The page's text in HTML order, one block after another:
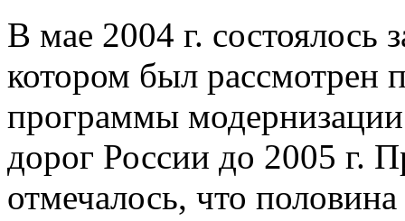
В мае 2004 г. состоялось
котором был рассмотрен
программы
дорог России до 2005 г.
отмечалось, что